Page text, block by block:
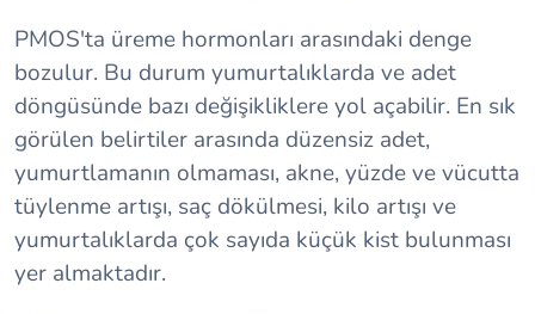
PMOS'ta üreme hormonları arasındaki denge
bozulur. Bu durum yumurtalıklarda ve adet
döngüsünde bazı değişikliklere yol açabilir. En sık
görülen belirtiler arasında düzensiz adet,
yumurtlamanın olmaması, akne, yüzde ve vücutta
tüylenme artışı, saç dökülmesi, kilo artışı ve
yumurtalıklarda çok sayıda küçük kist bulunması
yer almaktadır.